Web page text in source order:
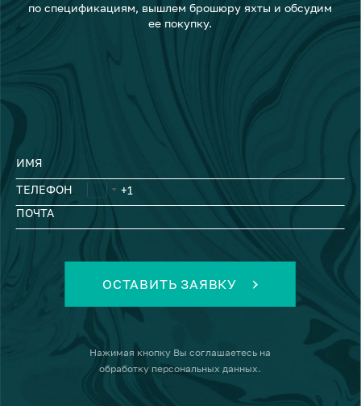
по спецификациям, вышлем брошюру яхты и обсудим
ее покупку.
ИМЯ
ТЕЛЕФОН
ПОЧТА
ОСТАВИТЬ ЗАЯВКУ
Нажимая кнопку Вы соглашаетесь на
обработку персональных данных.